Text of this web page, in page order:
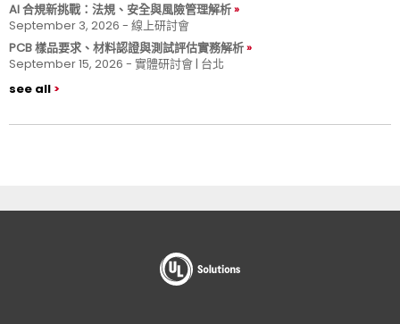
AI 合規新挑戰：法規、安全與風險管理解析
September 3, 2026 - 線上研討會
PCB 樣品要求、材料認證與測試評估實務解析
September 15, 2026 - 實體研討會 | 台北
see all